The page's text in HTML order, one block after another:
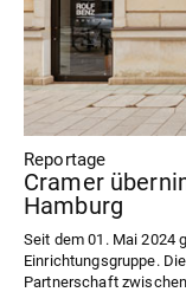
Reportage
Cramer
Hamburg
Seit dem 01. Mai 2024
Einrichtungsgruppe.
Partnerschaft